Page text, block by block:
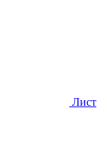
Лист